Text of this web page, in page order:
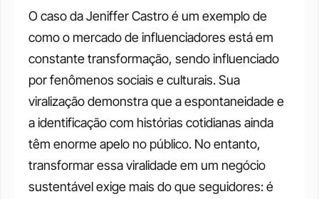
O caso da Jeniffer Castro é um exemplo de
como o mercado de influenciadores está em
constante transformação, sendo influenciado
por fenômenos sociais e culturais. Sua
viralização demonstra que a espontaneidade e
a identificação com histórias cotidianas ainda
têm enorme apelo no público. No entanto,
transformar essa viralidade em um negócio
sustentável exige mais do que seguidores: é